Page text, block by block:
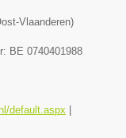
Vlaanderen)
BE 0740401988
default.aspx